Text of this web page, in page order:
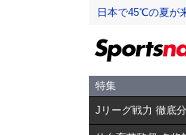
日本で45℃の夏が
特集
Jリーグ戦力 徹底